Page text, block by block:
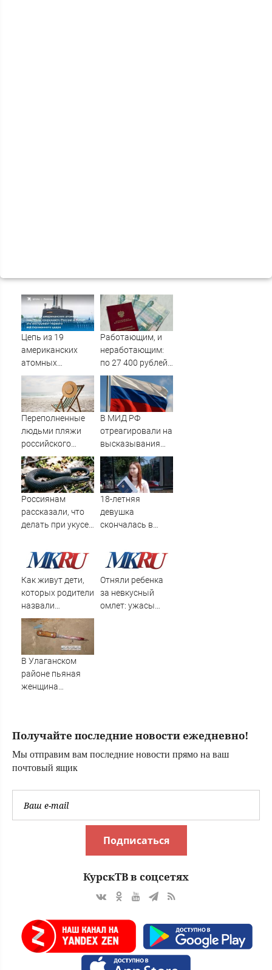
Цепь из 19
американских
атомных
подлодок
«окружает»
Россию и Китай:
это инструмент
массированного
Работающим, и
неработающим:
по 27 400 рублей
вручат
пенсионерам в
сентябре -
PrimaMedia.ru
Переполненные
людьми пляжи
российского
курортного
города сняли на
видео
В МИД РФ
отреагировали на
высказывания
властей Японии
про атаку на
Хиросиму
Россиянам
рассказали, что
делать при укусе
18-летняя
девушка
скончалась в
при
невыясненных
обстоятельствах
Как живут дети,
которых родители
назвали
диковинными
именами?
Отняли ребенка
за невкусный
омлет: ужасы
В Улаганском
районе пьяная
женщина
Получайте последние новости ежедневно!
Мы отправим вам последние новости прямо на ваш
почтовый ящик
Подписаться
КурскТВ в соцсетях